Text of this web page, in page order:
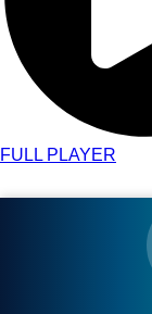
FULL PLAYER